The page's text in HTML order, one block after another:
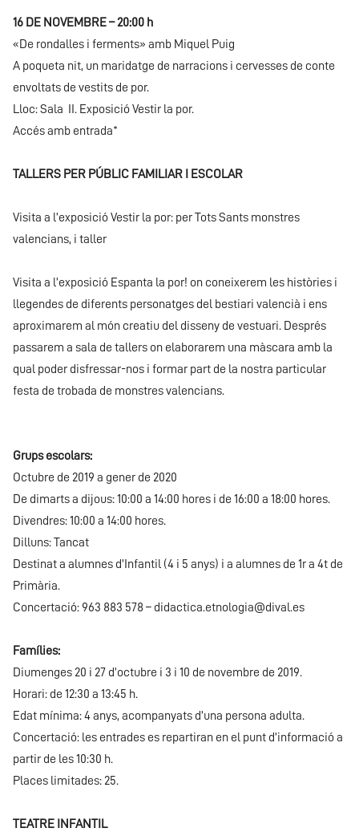
16 DE NOVEMBRE – 20:00 h
«De rondalles i ferments» amb Miquel Puig
A poqueta nit, un maridatge de narracions i cervesses de conte
envoltats de vestits de por.
Lloc: Sala II. Exposició Vestir la por.
Accés amb entrada*
TALLERS PER PÚBLIC FAMILIAR I ESCOLAR
Visita a l’exposició Vestir la por: per Tots Sants monstres
valencians, i taller
Visita a l’exposició Espanta la por! on coneixerem les històries i
llegendes de diferents personatges del bestiari valencià i ens
aproximarem al món creatiu del disseny de vestuari. Després
passarem a sala de tallers on elaborarem una màscara amb la
qual poder disfressar-nos i formar part de la nostra particular
festa de trobada de monstres valencians.
Grups escolars:
Octubre de 2019 a gener de 2020
De dimarts a dijous: 10:00 a 14:00 hores i de 16:00 a 18:00 hores.
Divendres: 10:00 a 14:00 hores.
Dilluns: Tancat
Destinat a alumnes d’Infantil (4 i 5 anys) i a alumnes de 1r a 4t de
Primària.
Concertació: 963 883 578 – didactica.etnologia@dival.es
Famílies:
Diumenges 20 i 27 d’octubre i 3 i 10 de novembre de 2019.
Horari: de 12:30 a 13:45 h.
Edat mínima: 4 anys, acompanyats d’una persona adulta.
Concertació: les entrades es repartiran en el punt d’informació a
partir de les 10:30 h.
Places limitades: 25.
TEATRE INFANTIL